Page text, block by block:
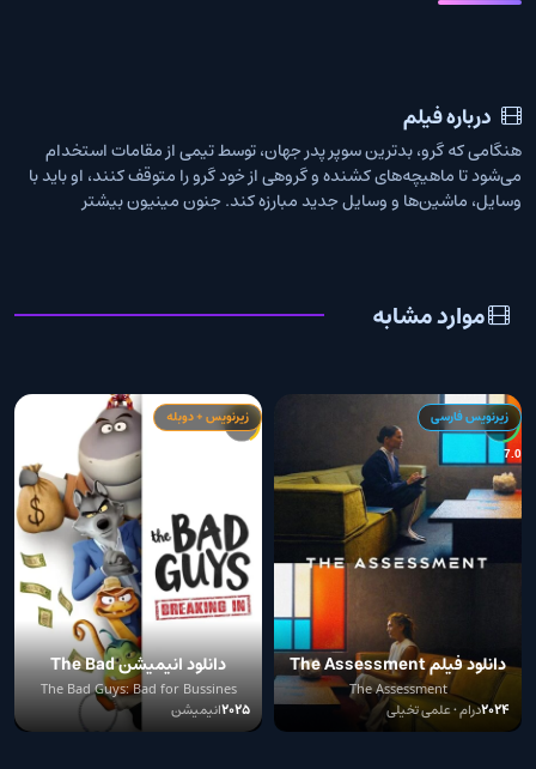
درباره فیلم
هنگامی که گرو، بدترین سوپر پدر جهان، توسط تیمی از مقامات استخدام
می‌شود تا ماهیچه‌های کشنده و گروهی از خود گرو را متوقف کنند، او باید با
وسایل، ماشین‌ها و وسایل جدید مبارزه کند. جنون مینیون بیشتر
موارد مشابه
7.0
زیرنویس فارسی
دانلود فیلم The Assessment
The Assessment
2024درام • علمی تخیلی
زیرنویس + دوبله
دانلود انیمیشن The Bad
Guys: Breaking In
The Bad Guys: Bad for Bussines
2025انیمیشن